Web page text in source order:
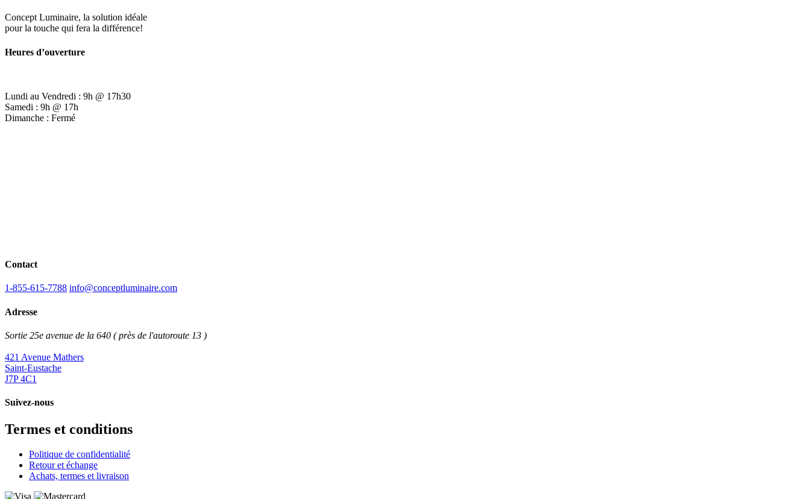
Concept Luminaire, la solution idéale
pour la touche qui fera la différence!
Heures d’ouverture
Lundi au Vendredi : 9h @ 17h30
Samedi : 9h @ 17h
Dimanche : Fermé
Contact
1-855-615-7788 info@conceptluminaire.com
Adresse
Sortie 25e avenue de la 640 ( près de l'autoroute 13 )
421 Avenue Mathers
Saint-Eustache
J7P 4C1
Suivez-nous
Termes et conditions
Politique de confidentialité
Retour et échange
Achats, termes et livraison